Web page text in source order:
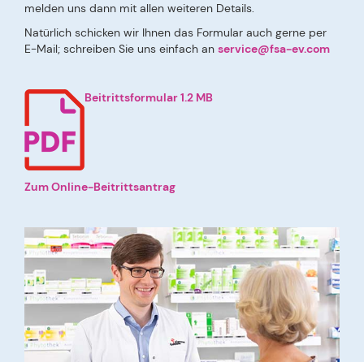
melden uns dann mit allen weiteren Details.
Natürlich schicken wir Ihnen das Formular auch gerne per
E-Mail; schreiben Sie uns einfach an service@fsa-ev.com
Beitrittsformular 1.2 MB
Zum Online-Beitrittsantrag